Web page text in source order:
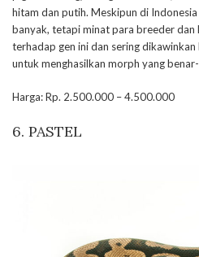
hitam dan putih. Meskipun di
banyak, tetapi minat para breeder
terhadap gen ini dan sering
untuk menghasilkan morph yang
Harga: Rp. 2.500.000 – 4.500.000
6. PASTEL